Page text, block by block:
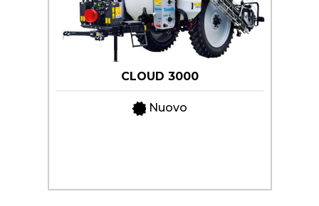
CLOUD 3000
Nuovo